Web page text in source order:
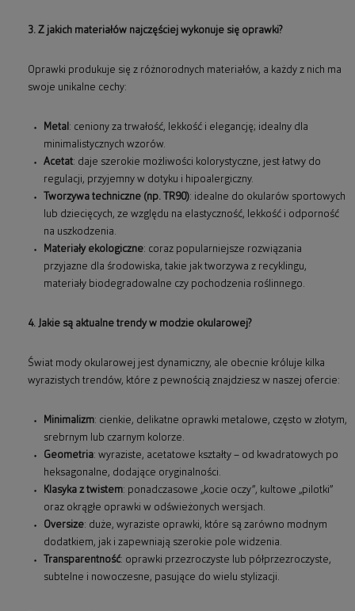
3. Z jakich materiałów najczęściej wykonuje się oprawki?
Oprawki produkuje się z różnorodnych materiałów, a każdy z nich ma
swoje unikalne cechy:
Metal : ceniony za trwałość, lekkość i elegancję; idealny dla
minimalistycznych wzorów.
Acetat: daje szerokie możliwości kolorystyczne, jest łatwy do
regulacji, przyjemny w dotyku i hipoalergiczny.
Tworzywa techniczne (np. TR90): idealne do okularów sportowych
lub dziecięcych, ze względu na elastyczność, lekkość i odporność
na uszkodzenia.
Materiały ekologiczne: coraz popularniejsze rozwiązania
przyjazne dla środowiska, takie jak tworzywa z recyklingu,
materiały biodegradowalne czy pochodzenia roślinnego.
4. Jakie są aktualne trendy w modzie okularowej?
Świat mody okularowej jest dynamiczny, ale obecnie króluje kilka
wyrazistych trendów, które z pewnością znajdziesz w naszej ofercie:
Minimalizm: cienkie, delikatne oprawki metalowe, często w złotym,
srebrnym lub czarnym kolorze.
Geometria: wyraziste, acetatowe kształty – od kwadratowych po
heksagonalne, dodające oryginalności.
Klasyka z twistem: ponadczasowe „kocie oczy”, kultowe „pilotki”
oraz okrągłe oprawki w odświeżonych wersjach.
Oversize: duże, wyraziste oprawki, które są zarówno modnym
dodatkiem, jak i zapewniają szerokie pole widzenia.
Transparentność: oprawki przezroczyste lub półprzezroczyste,
subtelne i nowoczesne, pasujące do wielu stylizacji.